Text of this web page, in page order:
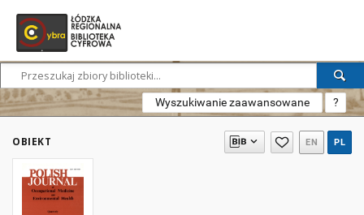
Wyszukiwanie zaawansowane ?
OBIEKT EN PL